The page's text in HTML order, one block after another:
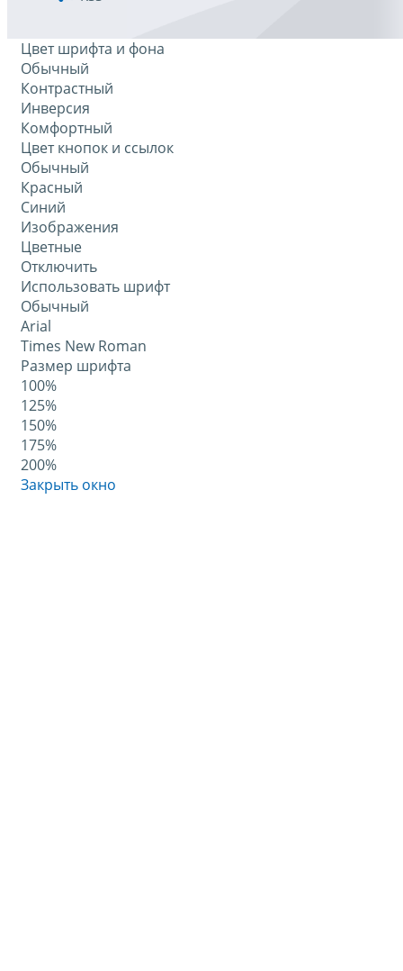
Цвет шрифта и фона
Обычный
Контрастный
Инверсия
Комфортный
Цвет кнопок и ссылок
Обычный
Красный
Синий
Изображения
Цветные
Отключить
Использовать шрифт
Обычный
Arial
Times New Roman
Размер шрифта
100%
125%
150%
175%
200%
Закрыть окно